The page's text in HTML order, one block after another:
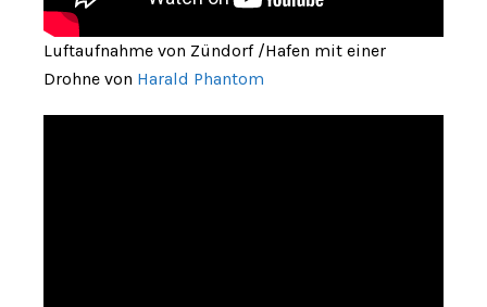
Luftaufnahme von Zündorf /Hafen mit einer
Drohne von Harald Phantom